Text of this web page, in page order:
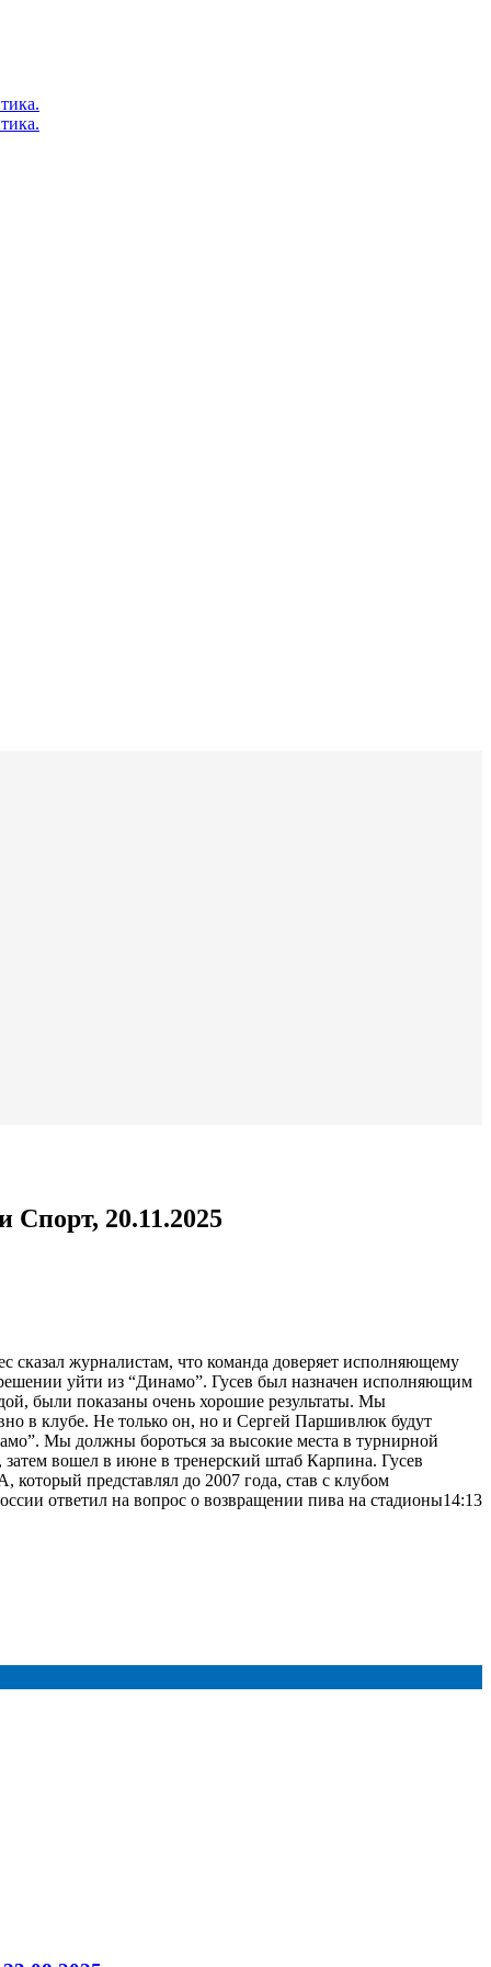
20.11.2025
журналистам, что команда доверяет исполняющему
уйти из “Динамо”. Гусев был назначен исполняющим
были показаны очень хорошие результаты. Мы
в клубе. Не только он, но и Сергей Паршивлюк будут
Мы должны бороться за высокие места в турнирной
затем вошел в июне в тренерский штаб Карпина. Гусев
представлял до 2007 года, став с клубом
ответил на вопрос о возвращении пива на стадионы14:13